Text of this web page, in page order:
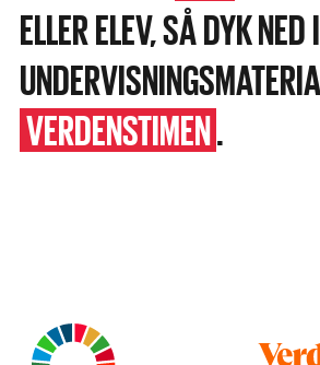
ELLER ELEV, SÅ DYK NED I
VERDENSTIMEN .